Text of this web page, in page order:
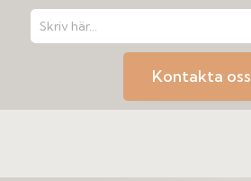
Kontakta oss